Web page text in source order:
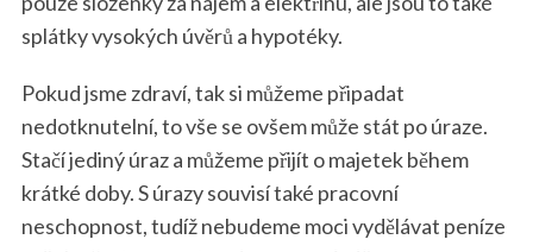
splátky vysokých úvěrů a hypotéky.
Pokud jsme zdraví, tak si můžeme připadat
nedotknutelní, to vše se ovšem může stát po úraze.
Stačí jediný úraz a můžeme přijít o majetek během
krátké doby. S úrazy souvisí také pracovní
neschopnost, tudíž nebudeme moci vydělávat peníze